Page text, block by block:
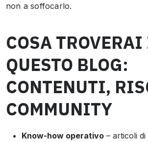
non a soffocarlo.
COSA
QUESTO BLOG:
CONTENUTI,
COMMUNITY
Know-how operativo – articoli